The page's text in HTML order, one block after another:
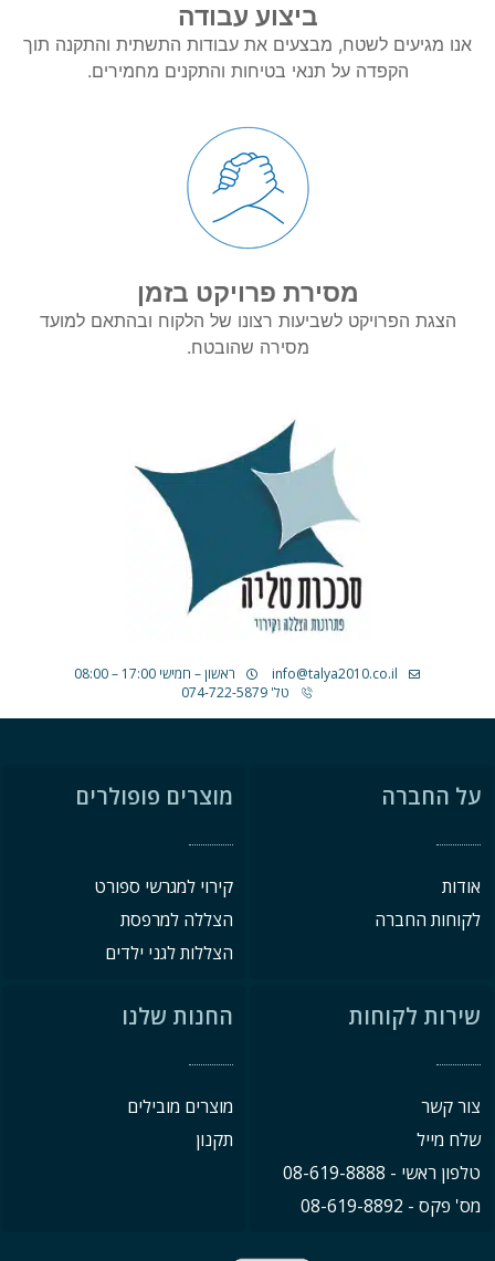
ביצוע עבודה
אנו מגיעים לשטח, מבצעים את עבודות התשתית והתקנה תוך
הקפדה על תנאי בטיחות והתקנים מחמירים.
מסירת פרויקט בזמן
הצגת הפרויקט לשביעות רצונו של הלקוח ובהתאם למועד
מסירה שהובטח.
info@talya2010.co.il
ראשון – חמישי 17:00 – 08:00
טל' 074-722-5879
על החברה
אודות
לקוחות החברה
מוצרים פופולרים
קירוי למגרשי ספורט
הצללה למרפסת
הצללות לגני ילדים
שירות לקוחות
צור קשר
שלח מייל
טלפון ראשי - 08-619-8888
מס' פקס - 08-619-8892
החנות שלנו
מוצרים מובילים
תקנון